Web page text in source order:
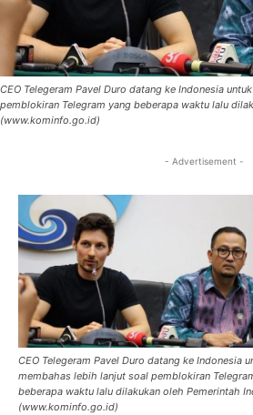
CEO Telegeram Pavel Duro datang ke Indonesia
pemblokiran Telegram yang beberapa waktu lalu
(www.kominfo.go.id)
- Advertisement -
CEO Telegeram Pavel Duro datang ke Indonesia
membahas lebih lanjut soal pemblokiran
beberapa waktu lalu dilakukan oleh Pemerintah
(www.kominfo.go.id)